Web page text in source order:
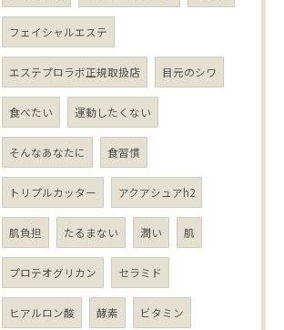
フェイシャルエステ
エステプロラボ正規取扱店 目元のシワ
食べたい 運動したくない
そんなあなたに 食習慣
トリプルカッター アクアシュアh2
肌負担 たるまない 潤い 肌
プロテオグリカン セラミド
ヒアルロン酸 酵素 ビタミン